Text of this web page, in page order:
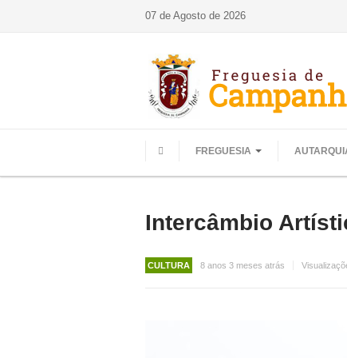
07 de Agosto de 2026
FREGUESIA
Intercâmbio
CULTURA 8 anos 3 meses atrás